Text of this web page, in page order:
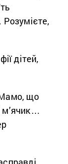
Розумієте,
дітей,
що
м’ячик…